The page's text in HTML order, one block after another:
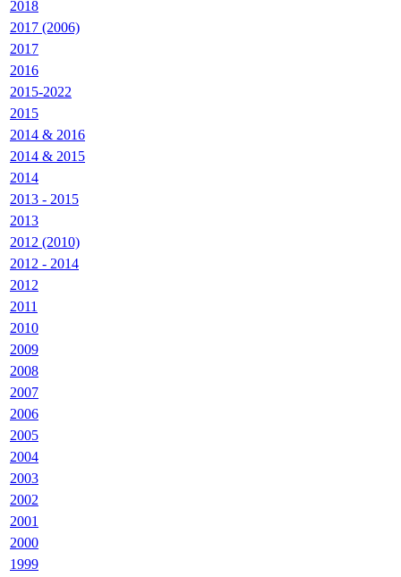
2018
2017 (2006)
2017
2016
2015-2022
2015
2014 & 2016
2014 & 2015
2014
2013 - 2015
2013
2012 (2010)
2012 - 2014
2012
2011
2010
2009
2008
2007
2006
2005
2004
2003
2002
2001
2000
1999